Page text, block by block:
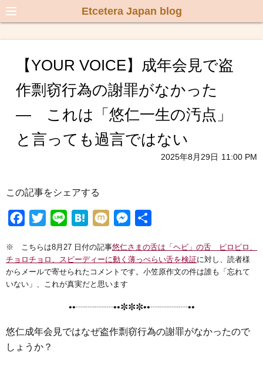
Etcetera Japan blog
【YOUR VOICE】成年会見で盗
作剽窃行為の謝罪がなかった
― これは「悠仁一生の汚点」
と言っても過言ではない
2025年8月29日 11:00 PM
この記事をシェアする
c
e
b
k
i
t
t
n
e
H
t
n
M
x
s
s
e
※ こちらは8月27 日付の記事悠仁さまの舌は「ヘビ」の舌 ピロピロ、
チョロチョロ、スピーディーに動く薄っぺらい舌を検証に対し、読者様
からメールで寄せられたコメントです。小笠原作文の件は誰も「忘れて
いない」、これが真実だと思います
••┈┈┈┈••✼✼✼••┈┈┈┈••
悠仁成年会見ではなぜ盗作剽窃行為の謝罪がなかったので
しょうか？